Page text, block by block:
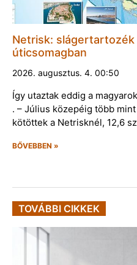
Netrisk:
úticsomagban
2026. augusztus. 4. 00:50
Így utaztak eddig a
. – Július közepéig több
kötöttek a Netrisknél, 12,6
BŐVEBBEN »
TOVÁBBI CIKKEK